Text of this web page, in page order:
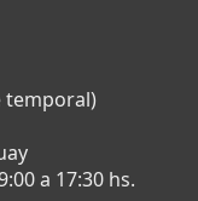
temporal)
a 17:30 hs.